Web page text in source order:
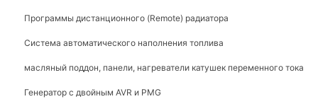
Программы дистанционного (Remote) радиатора
Система автоматического наполнения топлива
масляный поддон, панели, нагреватели катушек переменного тока
Генератор с двойным AVR и PMG